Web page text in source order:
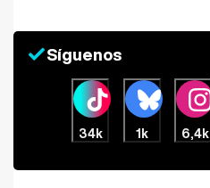
Síguenos
34k 1k 6,4k